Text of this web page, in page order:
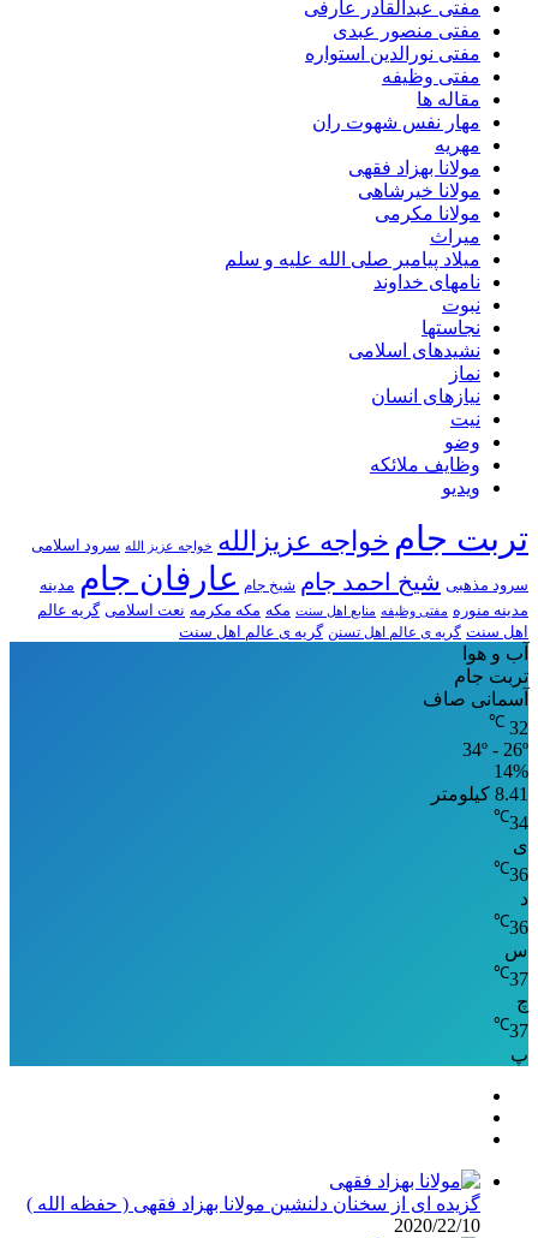
مفتی عبدالقادر عارفی
مفتی منصور عبدی
مفتی نورالدین استواره
مفتی وظیفه
مقاله ها
مهار نفس شهوت ران
مهریه
مولانا بهزاد فقهی
مولانا خیرشاهی
مولانا مکرمی
میراث
میلاد پیامبر صلی الله علیه و سلم
نامهای خداوند
نبوت
نجاستها
نشیدهای اسلامی
نماز
نیازهای انسان
نیت
وضو
وظایف ملائکه
ویدیو
تربت جام خواجه عزیزالله خواجه عزیز الله سرود اسلامی
سرود مذهبی شیخ احمد جام شیخ جام عارفان جام مدینه
مدینه منوره مفتی وظیفه منابع اهل سنت مکه مکه مکرمه نعت اسلامی گریه عالم
اهل سنت گریه ی عالم اهل تسنن گریه ی عالم اهل سنت
آب و هوا
تربت جام
آسمانی صاف
32
℃
34º - 26º
14%
8.41 کیلومتر
34
℃
ی
36
℃
د
36
℃
س
37
℃
چ
37
℃
پ
گزیده ای از سخنان دلنشین مولانا بهزاد فقهی ( حفظه الله )
2020/22/10